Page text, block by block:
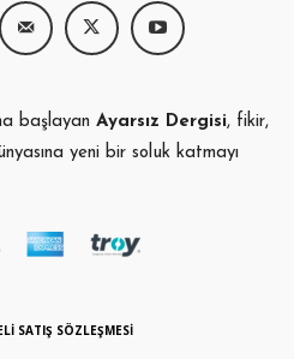
başlayan Ayarsız Dergisi, fikir,
yeni bir soluk katmayı
SATIŞ SÖZLEŞMESI